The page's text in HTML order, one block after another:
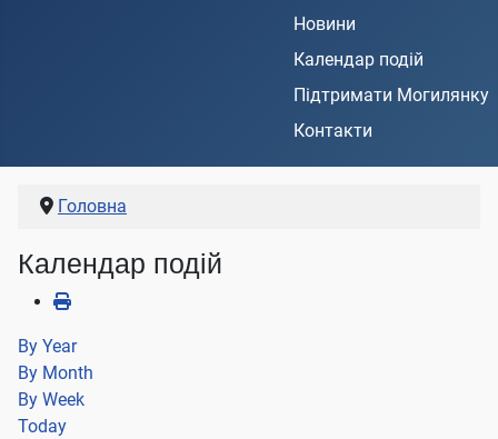
Новини
Календар подій
Підтримати Могилянку
Контакти
Головна
Календар подій
By Year
By Month
By Week
Today